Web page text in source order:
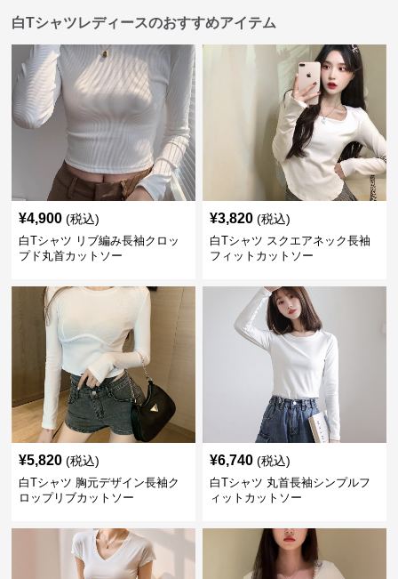
白Tシャツレディースのおすすめアイテム
¥4,900 (税込)
白Tシャツ リブ編み長袖クロッ
プド丸首カットソー
¥3,820 (税込)
白Tシャツ スクエアネック長袖
フィットカットソー
¥5,820 (税込)
白Tシャツ 胸元デザイン長袖ク
ロップリブカットソー
¥6,740 (税込)
白Tシャツ 丸首長袖シンプルフ
ィットカットソー